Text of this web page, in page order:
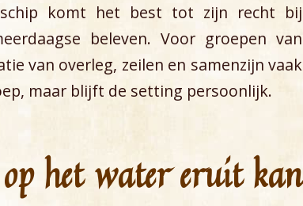
komt het best tot zijn recht bij
beleven. Voor groepen van
van overleg, zeilen en samenzijn vaak
maar blijft de setting persoonlijk.
op het water eruit kan